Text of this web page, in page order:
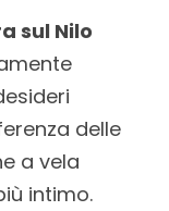
sul Nilo
delle
a vela
intimo.